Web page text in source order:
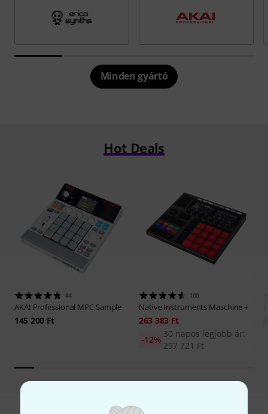
Minden gyártó
Hot Deals
44
AKAI Professional MPC Sample
145 200 Ft
100
Native Instruments Maschine +
263 383 Ft
30 napos legjobb ár:
297 721 Ft
-12%